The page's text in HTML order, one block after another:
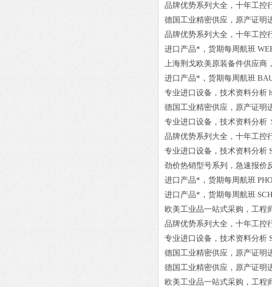
品牌优势系列大全，十年工控
德国工业精密供应，原产证明
品牌优势系列大全，十年工控
进口产品*，货期每周航班
上海荆戈欧美原装备件供应商
进口产品*，货期每周航班
专业进口设备，技术资料分析
德国工业精密供应，原产证明
专业进口设备，技术资料分析
品牌优势系列大全，十年工控
专业进口设备，技术资料分析
劲价热销型号系列，急速报价
进口产品*，货期每周航班
进口产品*，货期每周航班
欧美工业品一站式采购，工程
品牌优势系列大全，十年工控
专业进口设备，技术资料分析
德国工业精密供应，原产证明
德国工业精密供应，原产证明
欧美工业品一站式采购，工程